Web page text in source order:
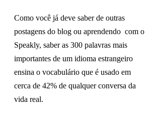
Como você já deve saber de outras
postagens do blog ou aprendendo  com o
Speakly, saber as 300 palavras mais
importantes de um idioma estrangeiro
ensina o vocabulário que é usado em
cerca de 42% de qualquer conversa da
vida real.